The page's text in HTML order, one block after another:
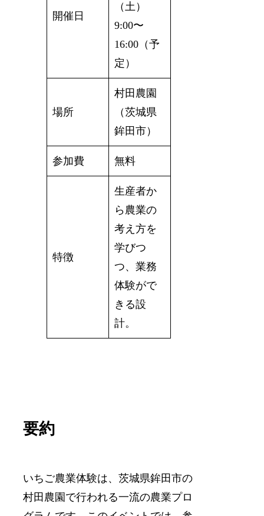
開催日
（土）
9:00〜
16:00（予
定）
場所
村田農園
（茨城県
鉾田市）
参加費 無料
特徴
生産者か
ら農業の
考え方を
学びつ
つ、業務
体験がで
きる設
計。
要約
いちご農業体験は、茨城県鉾田市の
村田農園で行われる一流の農業プロ